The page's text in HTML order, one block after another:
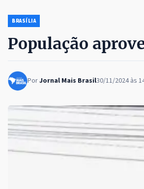
BRASÍLIA
População
PorJornal Mais Brasil30/11/2024 às